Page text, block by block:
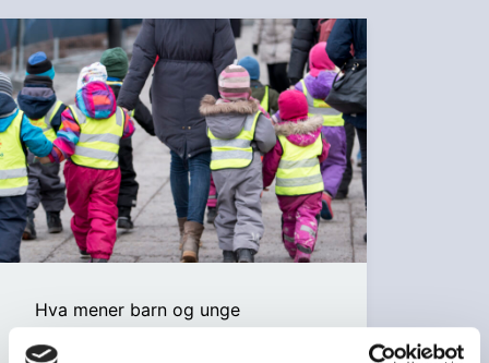
Hva mener barn og unge
Ung arbeidstaker